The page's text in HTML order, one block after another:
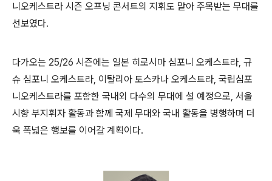
니오케스트라 시즌 오프닝 콘서트의 지휘도 맡아 주목받는 무대를
선보였다.
다가오는 25/26 시즌에는 일본 히로시마 심포니 오케스트라, 규
슈 심포니 오케스트라, 이탈리아 토스카나 오케스트라, 국립심포
니오케스트라를 포함한 국내외 다수의 무대에 설 예정으로, 서울
시향 부지휘자 활동과 함께 국제 무대와 국내 활동을 병행하며 더
욱 폭넓은 행보를 이어갈 계획이다.